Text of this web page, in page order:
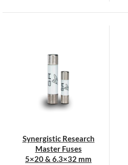
Dieses
auf.
Die
Optionen
können
Produktseite
gewählt
Synergistic Research
Master Fuses
5×20 & 6.3×32 mm